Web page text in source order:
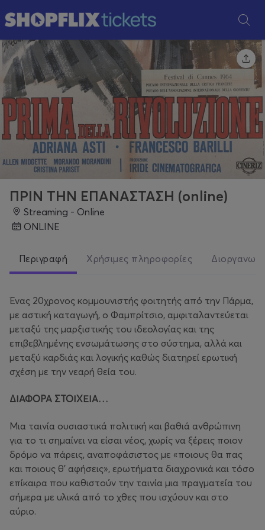
ΠΡΙΝ ΤΗΝ ΕΠΑΝΑΣΤΑΣΗ (online)
Streaming - Online
ONLINE
Περιγραφή Χρήσιμες πληροφορίες
Ένας 20χρονος κομμουνιστής φοιτητής από την Πάρμα,
με αστική καταγωγή, ο Φαμπρίτσιο, αμφιταλαντεύεται
μεταξύ της μαρξιστικής του ιδεολογίας και της
επιβεβλημένης ενσωμάτωσης στο σύστημα, αλλά και
μεταξύ καρδιάς και λογικής καθώς διατηρεί ερωτική
σχέση με την νεαρή θεία του.
ΔΙΑΦΟΡΑ ΣΤΟΙΧΕΙΑ…
Μια ταινία ουσιαστικά πολιτική και βαθιά ανθρώπινη
για το τι σημαίνει να είσαι νέος, χωρίς να ξέρεις ποιον
δρόμο να πάρεις, αναποφάσιστος με «ποιους θα πας
και ποιους θ’ αφήσεις», ερωτήματα διαχρονικά και τόσο
επίκαιρα που καθιστούν την ταινία μια πραγματεία του
σήμερα με υλικά από το χθες που ισχύουν και στο
αύριο.